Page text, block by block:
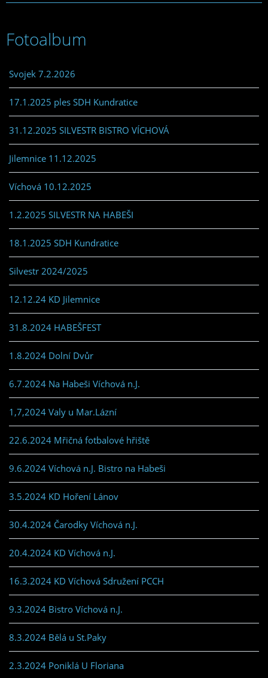
Fotoalbum
Svojek 7.2.2026
17.1.2025 ples SDH Kundratice
31.12.2025 SILVESTR BISTRO VÍCHOVÁ
Jilemnice 11.12.2025
Víchová 10.12.2025
1.2.2025 SILVESTR NA HABEŠI
18.1.2025 SDH Kundratice
Silvestr 2024/2025
12.12.24 KD Jilemnice
31.8.2024 HABEŠFEST
1.8.2024 Dolní Dvůr
6.7.2024 Na Habeši Víchová n.J.
1,7,2024 Valy u Mar.Lázní
22.6.2024 Mřičná fotbalové hřiště
9.6.2024 Víchová n.J. Bistro na Habeši
3.5.2024 KD Hoření Lánov
30.4.2024 Čarodky Víchová n.J.
20.4.2024 KD Víchová n.J.
16.3.2024 KD Víchová Sdružení PCCH
9.3.2024 Bistro Víchová n.J.
8.3.2024 Bělá u St.Paky
2.3.2024 Poniklá U Floriana